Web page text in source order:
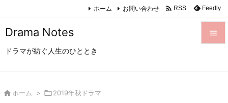
Drama Notes
ドラマが紡ぐ人生のひととき

ホーム お問い合わせ  RSS Feedly
 ホーム > 2019年秋ドラマ